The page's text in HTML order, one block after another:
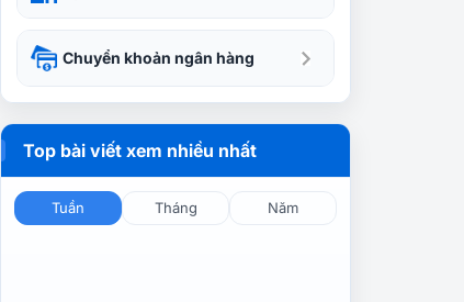
Có nên đi Đà Lạt vào dịp Lễ
2/9? Tận hưởng sắc thu thơ
Bỏ túi kinh nghiệm cho
chuyến du lịch tiết kiệm ở
Đà Lạt
Chuyển khoản ngân hàng
Top bài viết xem nhiều nhất
Tuần Tháng Năm